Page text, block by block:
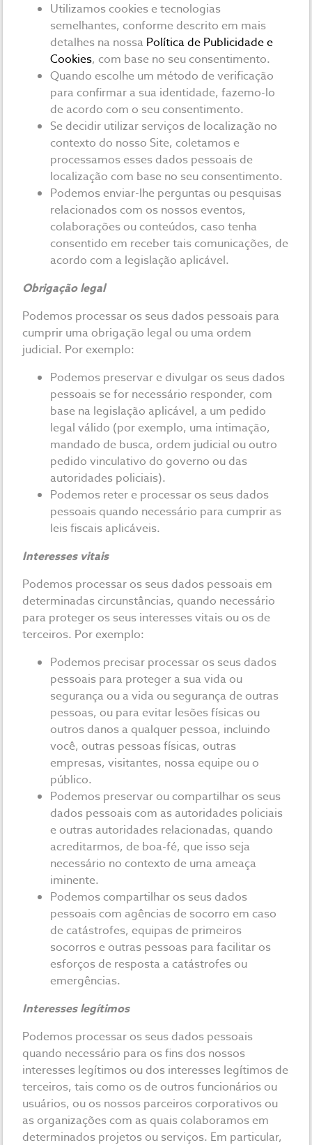
Utilizamos cookies e tecnologias
semelhantes, conforme descrito em mais
detalhes na nossa Política de Publicidade e
Cookies, com base no seu consentimento.
Quando escolhe um método de verificação
para confirmar a sua identidade, fazemo-lo
de acordo com o seu consentimento.
Se decidir utilizar serviços de localização no
contexto do nosso Site, coletamos e
processamos esses dados pessoais de
localização com base no seu consentimento.
Podemos enviar-lhe perguntas ou pesquisas
relacionados com os nossos eventos,
colaborações ou conteúdos, caso tenha
consentido em receber tais comunicações, de
acordo com a legislação aplicável.
Obrigação legal
Podemos processar os seus dados pessoais para
cumprir uma obrigação legal ou uma ordem
judicial. Por exemplo:
Podemos preservar e divulgar os seus dados
pessoais se for necessário responder, com
base na legislação aplicável, a um pedido
legal válido (por exemplo, uma intimação,
mandado de busca, ordem judicial ou outro
pedido vinculativo do governo ou das
autoridades policiais).
Podemos reter e processar os seus dados
pessoais quando necessário para cumprir as
leis fiscais aplicáveis.
Interesses vitais
Podemos processar os seus dados pessoais em
determinadas circunstâncias, quando necessário
para proteger os seus interesses vitais ou os de
terceiros. Por exemplo:
Podemos precisar processar os seus dados
pessoais para proteger a sua vida ou
segurança ou a vida ou segurança de outras
pessoas, ou para evitar lesões físicas ou
outros danos a qualquer pessoa, incluindo
você, outras pessoas físicas, outras
empresas, visitantes, nossa equipe ou o
público.
Podemos preservar ou compartilhar os seus
dados pessoais com as autoridades policiais
e outras autoridades relacionadas, quando
acreditarmos, de boa-fé, que isso seja
necessário no contexto de uma ameaça
iminente.
Podemos compartilhar os seus dados
pessoais com agências de socorro em caso
de catástrofes, equipas de primeiros
socorros e outras pessoas para facilitar os
esforços de resposta a catástrofes ou
emergências.
Interesses legítimos
Podemos processar os seus dados pessoais
quando necessário para os fins dos nossos
interesses legítimos ou dos interesses legítimos de
terceiros, tais como os de outros funcionários ou
usuários, ou os nossos parceiros corporativos ou
as organizações com as quais colaboramos em
determinados projetos ou serviços. Em particular,